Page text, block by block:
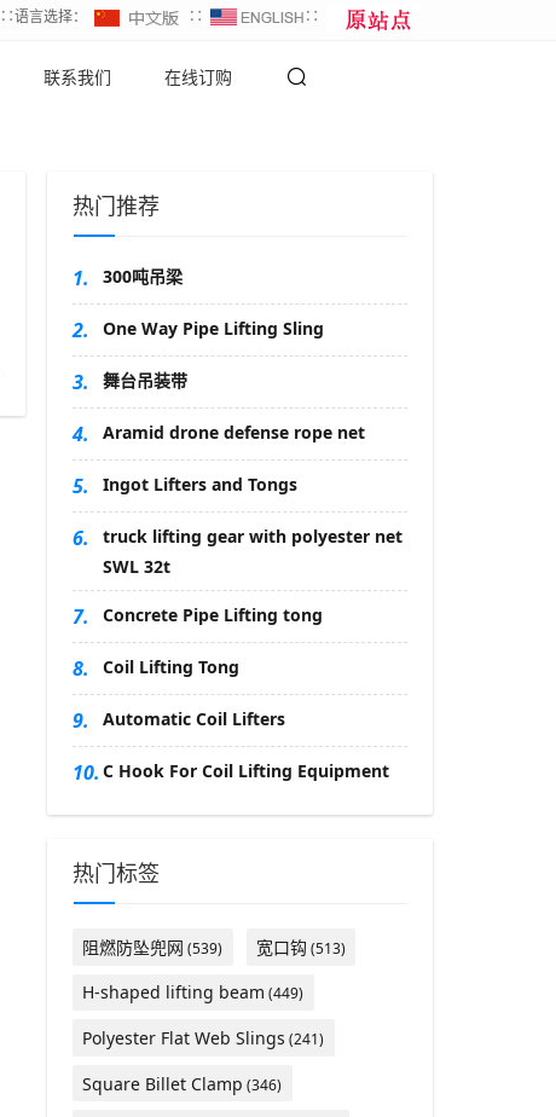
∷语言选择： ∷ ∷
联系我们 在线订购
热门推荐
1. 300吨吊梁
2. One Way Pipe Lifting Sling
3. 舞台吊装带
4. Aramid drone defense rope net
5. Ingot Lifters and Tongs
6.
truck lifting gear with polyester net
SWL 32t
7. Concrete Pipe Lifting tong
8. Coil Lifting Tong
9. Automatic Coil Lifters
10. C Hook For Coil Lifting Equipment
热门标签
阻燃防坠兜网 (539) 宽口钩 (513)
H-shaped lifting beam (449)
Polyester Flat Web Slings (241)
Square Billet Clamp (346)